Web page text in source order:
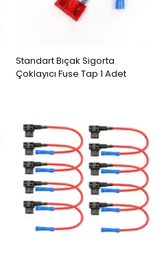
Standart Bıçak Sigorta
Çoklayıcı Fuse Tap 1 Adet